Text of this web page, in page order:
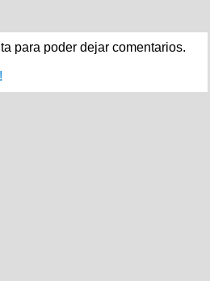
para poder dejar comentarios.